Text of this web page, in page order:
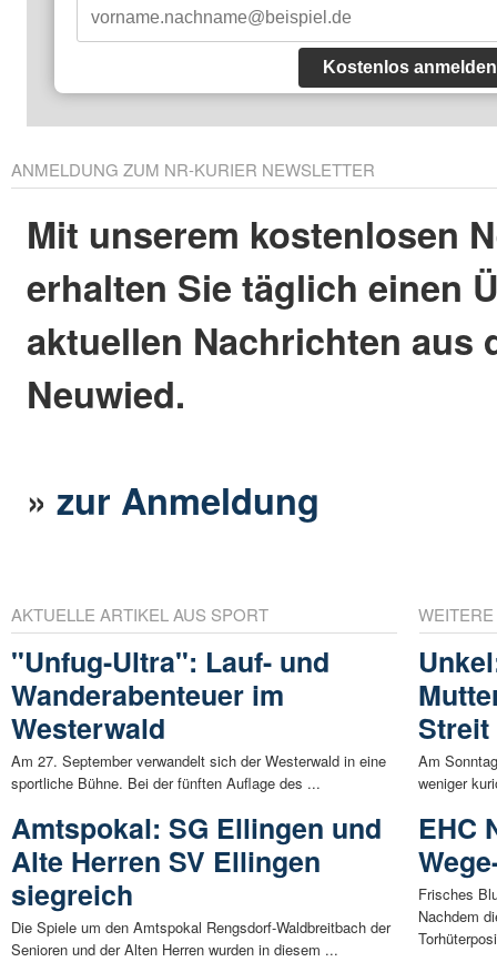
Kostenlos anmelden
ANMELDUNG ZUM NR-KURIER NEWSLETTER
Mit unserem kostenlosen
erhalten Sie täglich einen
aktuellen Nachrichten aus
Neuwied.
»zur Anmeldung
AKTUELLE ARTIKEL AUS SPORT
"Unfug-Ultra": Lauf- und
Wanderabenteuer im
Westerwald
Am 27. September verwandelt sich der Westerwald in eine
sportliche Bühne. Bei der fünften Auflage des ...
Amtspokal: SG Ellingen und
Alte Herren SV Ellingen
siegreich
Die Spiele um den Amtspokal Rengsdorf-Waldbreitbach der
Senioren und der Alten Herren wurden in diesem ...
Am
weniger
EHC
Frisches
Nachdem